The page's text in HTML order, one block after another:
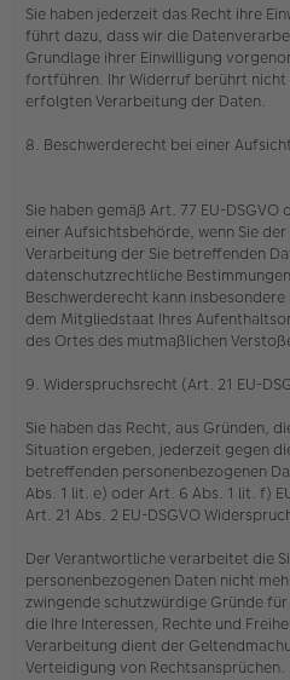
Sie haben jederzeit das Recht ihre
führt dazu, dass wir die
Grundlage ihrer Einwilligung
fortführen. Ihr Widerruf berührt
erfolgten Verarbeitung der Daten.
8. Beschwerderecht bei einer
Sie haben gemäß Art. 77 EU-
einer Aufsichtsbehörde, wenn Sie
Verarbeitung der Sie betreffenden
datenschutzrechtliche
Beschwerderecht kann
dem Mitgliedstaat Ihres
des Ortes des mutmaßlichen
9. Widerspruchsrecht (Art. 21 EU-
Sie haben das Recht, aus Gründen,
Situation ergeben, jederzeit gegen
betreffenden personenbezogenen
Abs. 1 lit. e) oder Art. 6 Abs. 1 lit. f)
Art. 21 Abs. 2 EU-DSGVO
Der Verantwortliche verarbeitet die
personenbezogenen Daten nicht
zwingende schutzwürdige Gründe
die Ihre Interessen, Rechte und
Verarbeitung dient der
Verteidigung von Rechtsansprüchen.